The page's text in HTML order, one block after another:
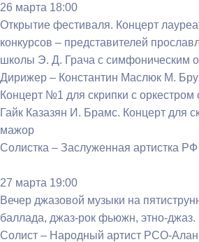
26 марта 18:00
Открытие фестиваля. Концерт
конкурсов – представителей
школы Э. Д. Грача с симфоническим
Дирижер – Константин Маслюк М.
Концерт №1 для скрипки с
Гайк Казазян И. Брамс. Концерт для
мажор
Солистка – Заслуженная артистка
27 марта 19:00
Вечер джазовой музыки на
баллада, джаз-рок фьюжн, этно-джаз.
Солист – Народный артист РСО-